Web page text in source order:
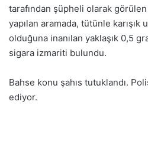
tarafından şüpheli olarak görülen
yapılan aramada, tütünle karışık
olduğuna inanılan yaklaşık 0,5
sigara izmariti bulundu.
Bahse konu şahıs tutuklandı.
ediyor.